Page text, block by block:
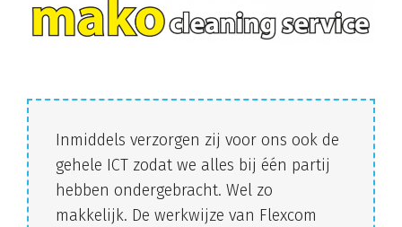
Inmiddels verzorgen zij voor ons ook de
gehele ICT zodat we alles bij één partij
hebben ondergebracht. Wel zo
makkelijk. De werkwijze van Flexcom